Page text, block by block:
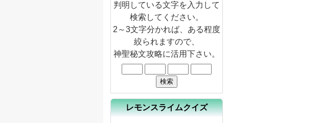
判明している文字を入力して
検索してください。
2～3文字分かれば、ある程度
絞られますので、
神聖秘文攻略に活用下さい。
レモンスライムクイズ